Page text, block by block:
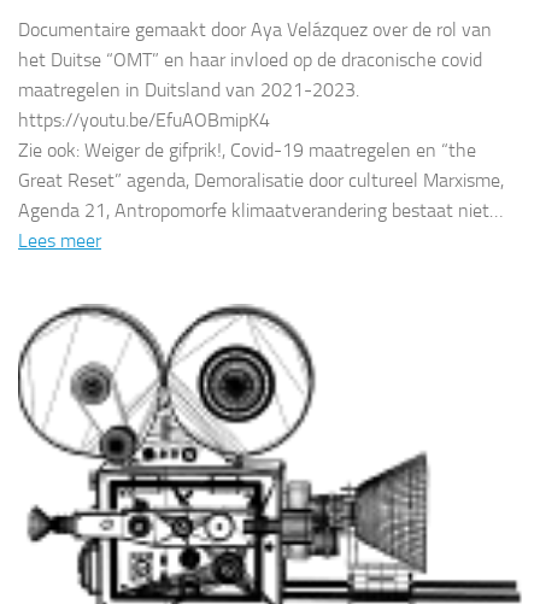
Documentaire gemaakt door Aya Velázquez over de rol van
het Duitse “OMT” en haar invloed op de draconische covid
maatregelen in Duitsland van 2021-2023.
https://youtu.be/EfuAOBmipK4
Zie ook: Weiger de gifprik!, Covid-19 maatregelen en “the
Great Reset” agenda, Demoralisatie door cultureel Marxisme,
Agenda 21, Antropomorfe klimaatverandering bestaat niet…
Lees meer